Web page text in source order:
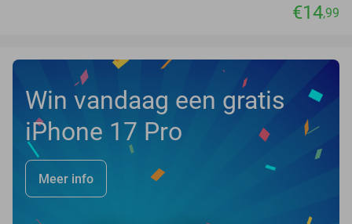
€14,99
Win vandaag een gratis
iPhone 17 Pro
Meer info